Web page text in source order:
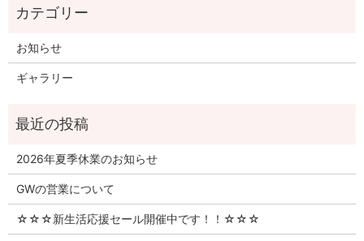
お知らせ
ギャラリー
2026年夏季休業のお知らせ
GWの営業について
☆☆☆新生活応援セール開催中です！！☆☆☆